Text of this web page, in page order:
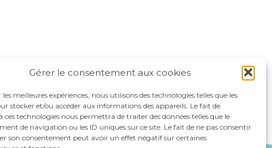
Gérer le consentement aux cookies
meilleures expériences, nous utilisons des technologies telles que les
stocker et/ou accéder aux informations des appareils. Le fait de
ces technologies nous permettra de traiter des données telles que le
de navigation ou les ID uniques sur ce site. Le fait de ne pas consentir
son consentement peut avoir un effet négatif sur certaines